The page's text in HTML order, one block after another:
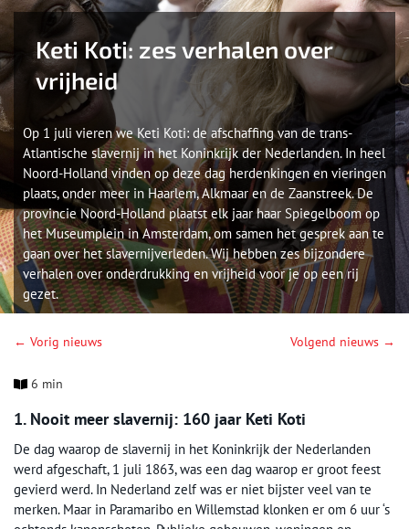
Keti Koti: zes verhalen over
vrijheid
Op 1 juli vieren we Keti Koti: de afschaffing van de trans-
Atlantische slavernij in het Koninkrijk der Nederlanden. In heel
Noord-Holland vinden op deze dag herdenkingen en vieringen
plaats, onder meer in Haarlem, Alkmaar en de Zaanstreek. De
provincie Noord-Holland plaatst elk jaar haar Spiegelboom op
het Museumplein in Amsterdam, om samen het gesprek aan te
gaan over het slavernijverleden. Wij hebben zes bijzondere
verhalen over onderdrukking en vrijheid voor je op een rij
gezet.
← Vorig nieuws Volgend nieuws →
6 min
1. Nooit meer slavernij: 160 jaar Keti Koti
De dag waarop de slavernij in het Koninkrijk der Nederlanden
werd afgeschaft, 1 juli 1863, was een dag waarop er groot feest
gevierd werd. In Nederland zelf was er niet bijster veel van te
merken. Maar in Paramaribo en Willemstad klonken er om 6 uur ‘s